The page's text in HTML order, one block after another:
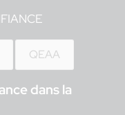
QEAA
dans la